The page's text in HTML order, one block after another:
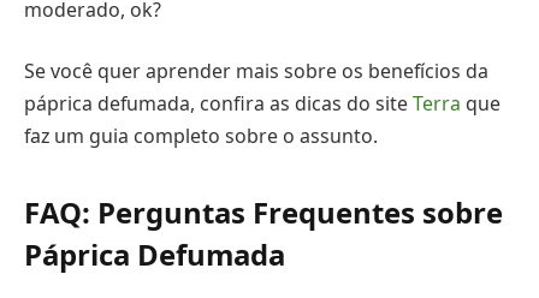
moderado, ok?
Se você quer aprender mais sobre os benefícios da
páprica defumada, confira as dicas do siteTerra que
faz um guia completo sobre o assunto.
FAQ: Perguntas Frequentes sobre
Páprica Defumada